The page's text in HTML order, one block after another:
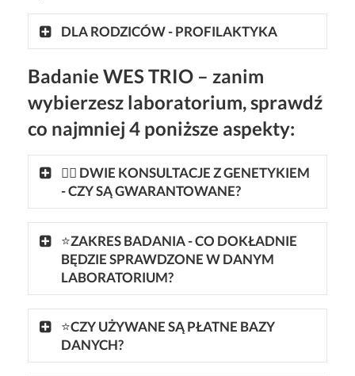
DLA RODZICÓW - PROFILAKTYKA
Badanie WES TRIO – zanim
wybierzesz laboratorium, sprawdź
co najmniej 4 poniższe aspekty:
👩‍⚕ DWIE KONSULTACJE Z GENETYKIEM
- CZY SĄ GWARANTOWANE?
⭐ZAKRES BADANIA - CO DOKŁADNIE
BĘDZIE SPRAWDZONE W DANYM
LABORATORIUM?
⭐CZY UŻYWANE SĄ PŁATNE BAZY
DANYCH?